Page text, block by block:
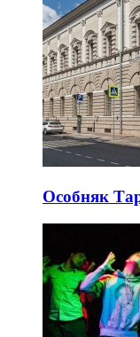
Особняк